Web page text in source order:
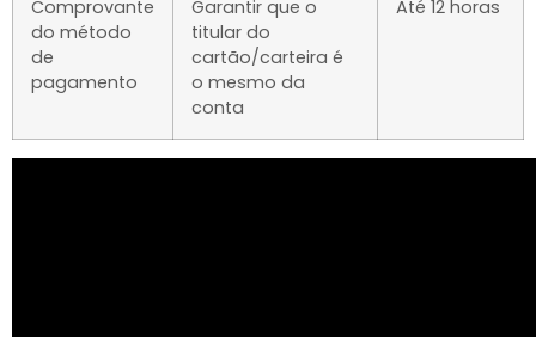
Comprovante
do método
de
pagamento
Garantir que o
titular do
cartão/carteira é
o mesmo da
conta
Até 12 horas